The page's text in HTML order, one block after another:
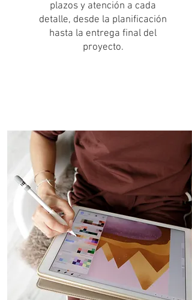
plazos y atención a cada
detalle, desde la planificación
hasta la entrega final del
proyecto.